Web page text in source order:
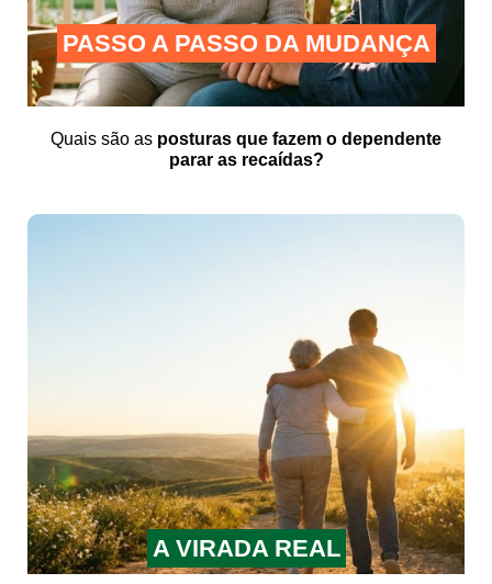
PASSO A PASSO DA MUDANÇA
Quais são as posturas que fazem o dependente
parar as recaídas?
A VIRADA REAL